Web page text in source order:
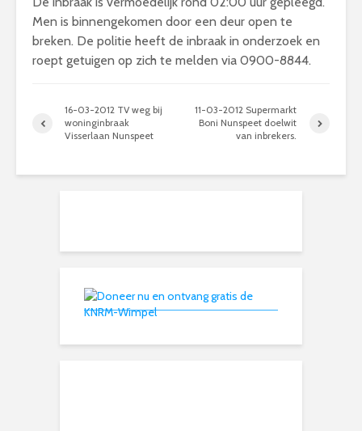
Men is binnengekomen door een deur open te
breken. De politie heeft de inbraak in onderzoek en
roept getuigen op zich te melden via 0900-8844.
16-03-2012 TV weg bij
woninginbraak
Visserlaan Nunspeet
11-03-2012 Supermarkt
Boni Nunspeet doelwit
van inbrekers.